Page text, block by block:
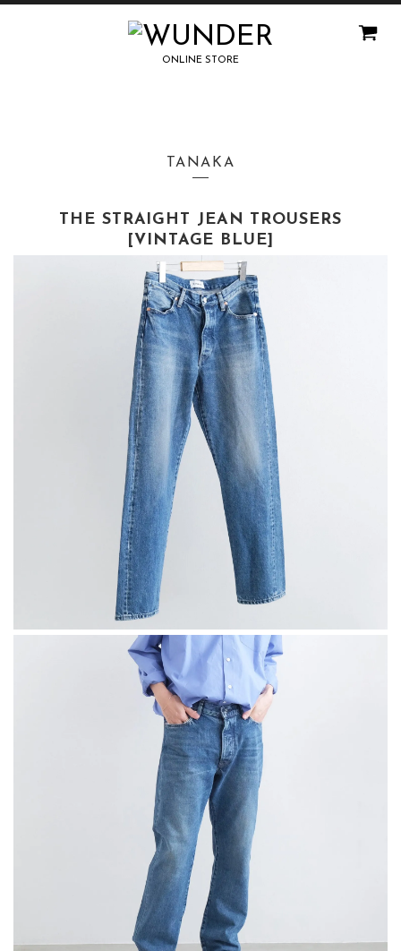
ONLINE STORE
TANAKA
THE STRAIGHT JEAN TROUSERS
[VINTAGE BLUE]